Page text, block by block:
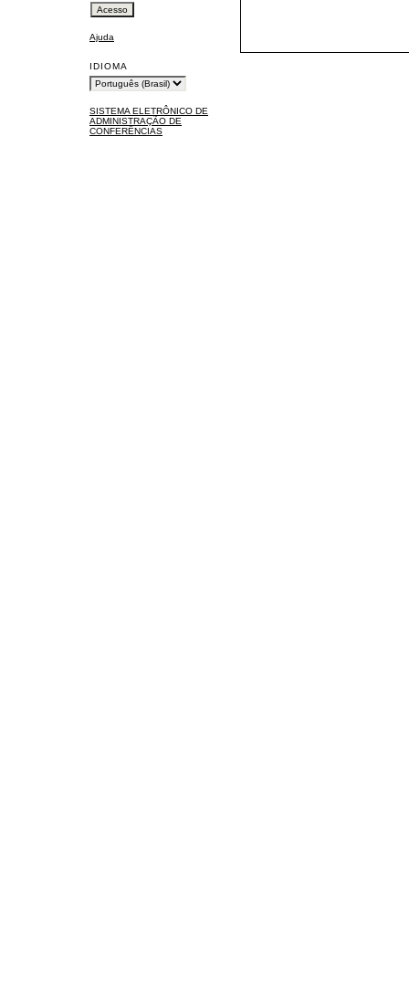
Ajuda
IDIOMA
SISTEMA ELETRÔNICO DE
ADMINISTRAÇÃO DE
CONFERÊNCIAS